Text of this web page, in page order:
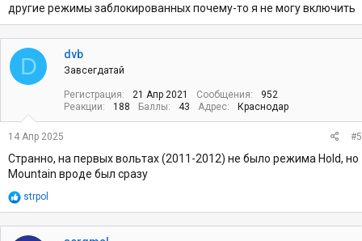
другие режимы заблокированных почему-то я не могу включить
D dvb
Завсегдатай
Регистрация 21 Апр 2021 Сообщения
952
Реакции
188 Баллы 43 Адрес Краснодар
14 Апр 2025 #5
Странно, на первых вольтах (2011-2012) не было режима Hold, но
Mountain вроде был сразу
Р
к
strpol